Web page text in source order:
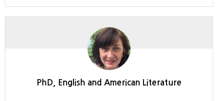
PhD, English and American Literature